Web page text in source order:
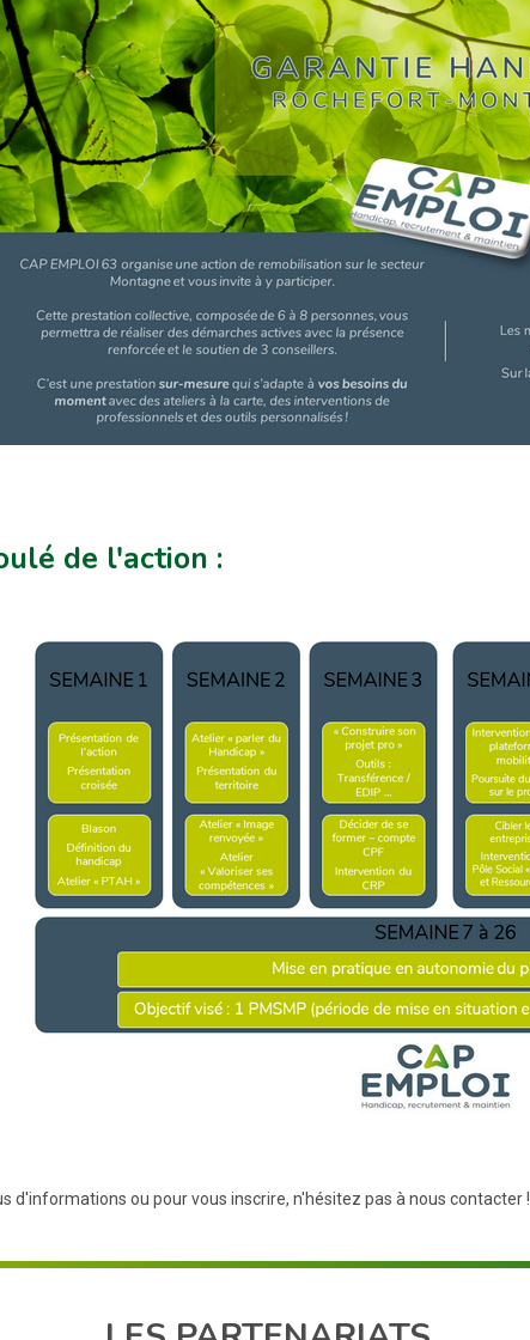
de l'action :
d'informations ou pour vous inscrire, n'hésitez pas à nous contacter !